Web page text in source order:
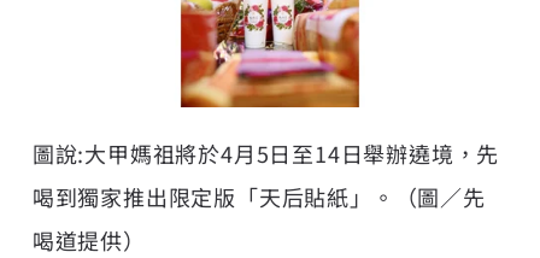
圖說:大甲媽祖將於4月5日至14日舉辦遶境，先
喝到獨家推出限定版「天后貼紙」。（圖／先
喝道提供）